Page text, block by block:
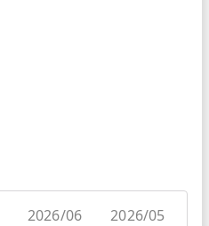
2026/06 2026/05